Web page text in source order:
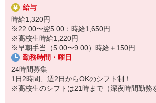
他にも、食材の調整や金銭管理、新しく入社し
様々なお仕事があります。
セルフオーダー、セルフ会計で、現金の受け渡
せん。※一部店舗を除く
取り間違いもなく安心でスムーズ♪
マニュアルも用意していますので飲食店が初め
もちろん先輩クルーがしっかり教えてくれるの
い。
給与
時給1,320円
※22:00〜翌5:00：時給1,650円
※高校生時給1,220円
※早朝手当（5:00〜9:00）時給＋150円
勤務時間・曜日
24時間募集
1日2時間、週2日からOKのシフト制！
※高校生のシフトは21時まで（深夜時間勤務